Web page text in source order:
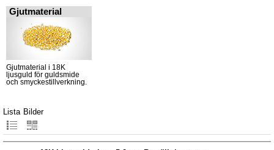
Gjutmaterial
Gjutmaterial i 18K
ljusguld för guldsmide
och smyckestillverkning.
Lista Bilder